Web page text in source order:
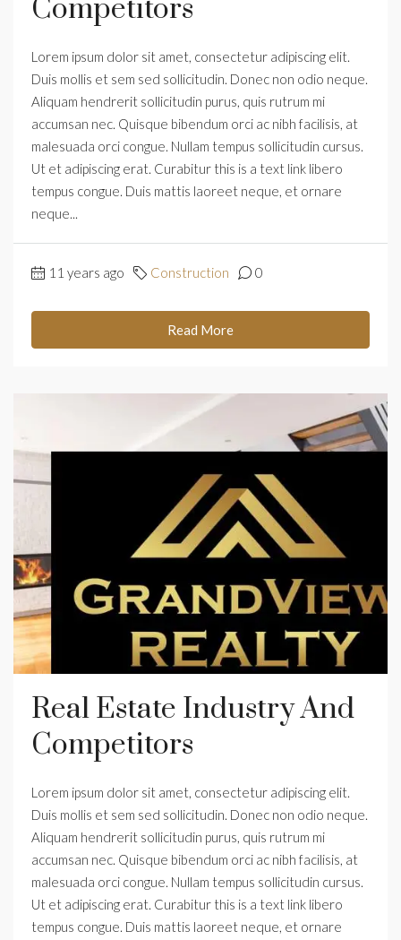
Competitors
Lorem ipsum dolor sit amet, consectetur adipiscing elit.
Duis mollis et sem sed sollicitudin. Donec non odio neque.
Aliquam hendrerit sollicitudin purus, quis rutrum mi
accumsan nec. Quisque bibendum orci ac nibh facilisis, at
malesuada orci congue. Nullam tempus sollicitudin cursus.
Ut et adipiscing erat. Curabitur this is a text link libero
tempus congue. Duis mattis laoreet neque, et ornare
neque...
11 years ago Construction 0
Read More
Real Estate Industry And
Competitors
Lorem ipsum dolor sit amet, consectetur adipiscing elit.
Duis mollis et sem sed sollicitudin. Donec non odio neque.
Aliquam hendrerit sollicitudin purus, quis rutrum mi
accumsan nec. Quisque bibendum orci ac nibh facilisis, at
malesuada orci congue. Nullam tempus sollicitudin cursus.
Ut et adipiscing erat. Curabitur this is a text link libero
tempus congue. Duis mattis laoreet neque, et ornare